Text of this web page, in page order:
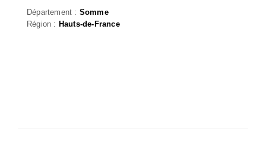
Département : Somme
Région : Hauts-de-France